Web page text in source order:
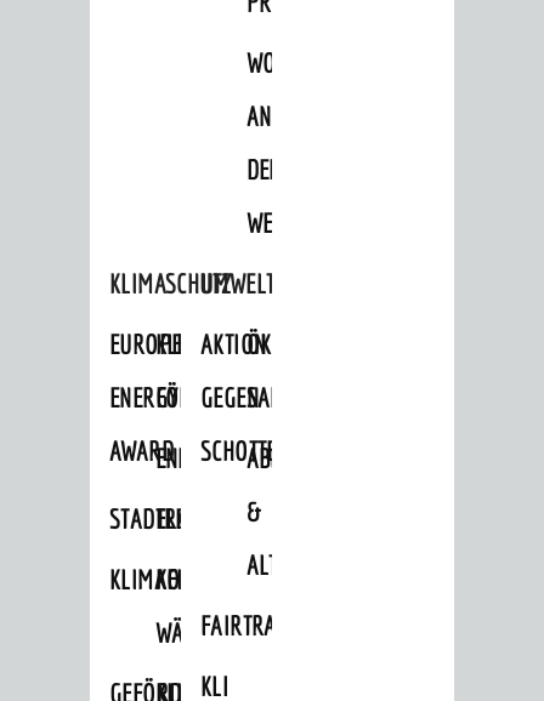
WOHNBEBAUUNG
AN
DER
WEINBERGSTRASSE
KLIMASCHUTZ
EUROPEAN
ENERGY
AWARD
KLIMASCHUTZ-
FÖRDERPROGRAMME
ENERGIEBERATUNG
STADTRADELN
ELEKTROMOBILITÄTSBERATUNG
KLIMAFITKOMMUNALE
WÄRMEPLANUNG
GEFÖRDERTE
KLIMASCHUTZKONZEPT
UMWELTSCHUTZ
AKTION
GEGEN
SCHOTTERGÄRTEN
ÖKOLOGISCHE
SANIERUNG/WAIDSEE
ABFALL
&
ALTLASTEN
FAIRTRADE
KLEIDERTAUSCHBÖRSE
© Stadt Weinheim 2026
Einstellungen